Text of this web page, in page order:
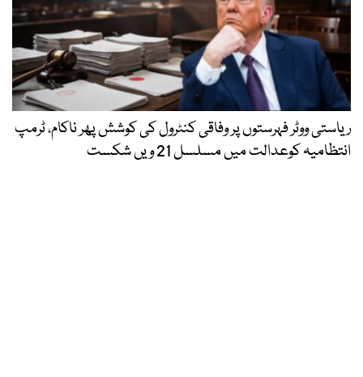
ریاستی ووٹر فہرستوں پر وفاقی کنٹرول کی کوشش پھر ناکام، ٹرمپ
انتظامیہ کوعدالت میں مسلسل 21 ویں شکست